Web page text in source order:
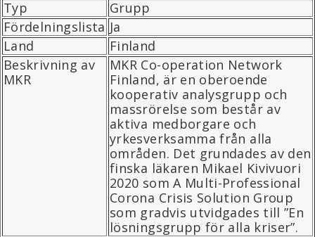
Typ
Grupp
Fördelningslista Ja
Land
Finland
Beskrivning av
MKR
MKR Co-operation Network
Finland, är en oberoende
kooperativ analysgrupp och
massrörelse som består av
aktiva medborgare och
yrkesverksamma från alla
områden. Det grundades av den
finska läkaren Mikael Kivivuori
2020 som A Multi-Professional
Corona Crisis Solution Group
som gradvis utvidgades till ”En
lösningsgrupp för alla kriser”.